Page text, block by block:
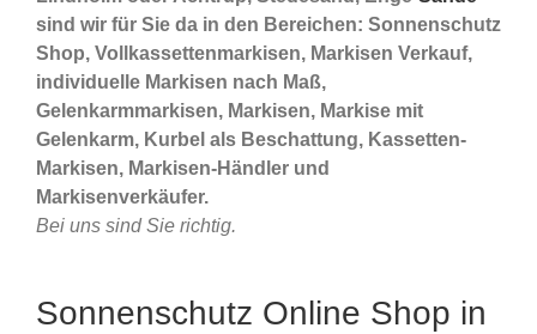
sind wir für Sie da in den Bereichen: Sonnenschutz
Shop, Vollkassettenmarkisen, Markisen Verkauf,
individuelle Markisen nach Maß,
Gelenkarmmarkisen, Markisen, Markise mit
Gelenkarm, Kurbel als Beschattung, Kassetten-
Markisen, Markisen-Händler und
Markisenverkäufer.
Bei uns sind Sie richtig.
Sonnenschutz Online Shop in